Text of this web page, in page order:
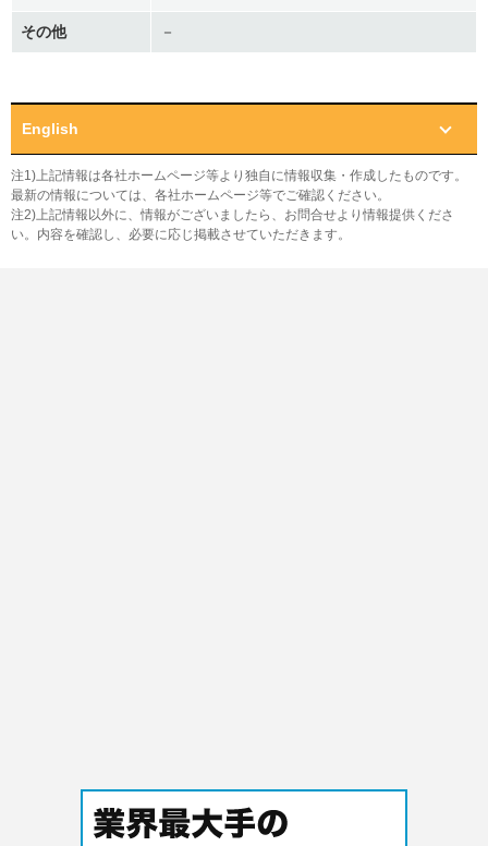
その他 －
English
注1)上記情報は各社ホームページ等より独自に情報収集・作成したものです。
最新の情報については、各社ホームページ等でご確認ください。
注2)上記情報以外に、情報がございましたら、お問合せより情報提供くださ
い。内容を確認し、必要に応じ掲載させていただきます。